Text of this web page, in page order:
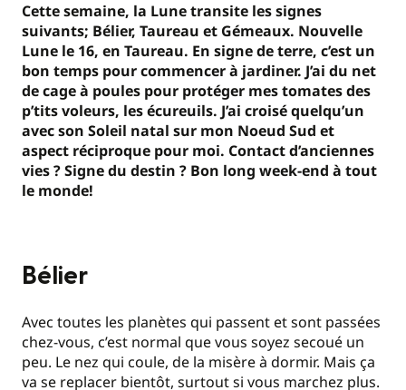
Cette semaine, la Lune transite les signes
suivants; Bélier, Taureau et Gémeaux. Nouvelle
Lune le 16, en Taureau. En signe de terre, c’est un
bon temps pour commencer à jardiner. J’ai du net
de cage à poules pour protéger mes tomates des
p’tits voleurs, les écureuils. J’ai croisé quelqu’un
avec son Soleil natal sur mon Noeud Sud et
aspect réciproque pour moi. Contact d’anciennes
vies ? Signe du destin ? Bon long week-end à tout
le monde!
Bélier
Avec toutes les planètes qui passent et sont passées
chez-vous, c’est normal que vous soyez secoué un
peu. Le nez qui coule, de la misère à dormir. Mais ça
va se replacer bientôt, surtout si vous marchez plus.